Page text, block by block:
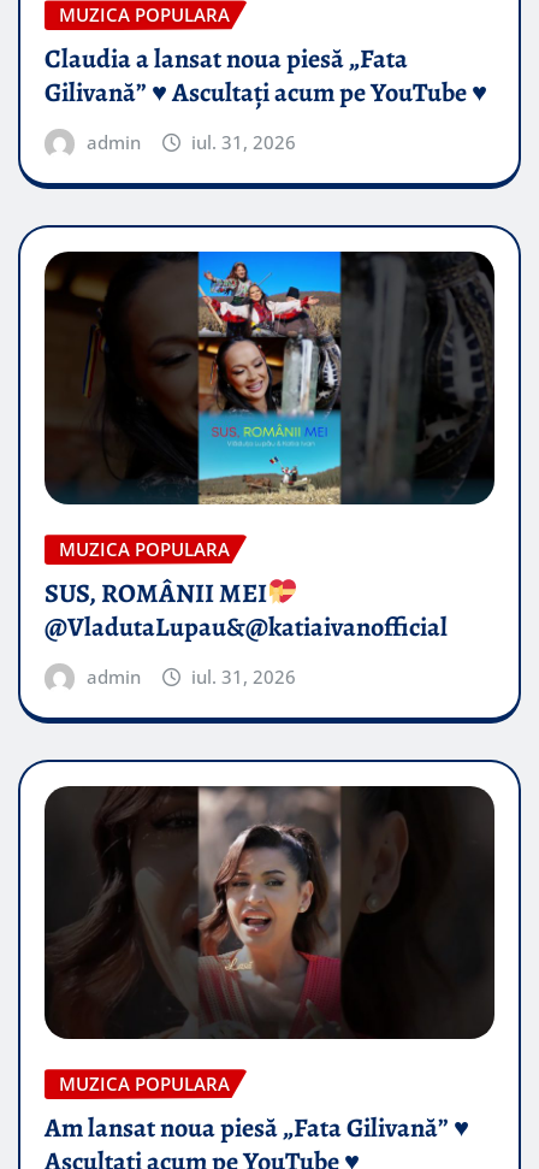
MUZICA POPULARA
Claudia a lansat noua piesă „Fata
Gilivană” ♥️ Ascultați acum pe YouTube ♥️
admin iul. 31, 2026
MUZICA POPULARA
SUS, ROMÂNII MEI
@VladutaLupau&@katiaivanofficial
admin iul. 31, 2026
MUZICA POPULARA
Am lansat noua piesă „Fata Gilivană” ♥️
Ascultați acum pe YouTube ♥️